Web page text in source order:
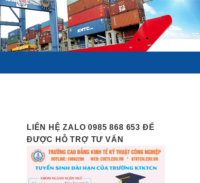
LIÊN HỆ ZALO 0985 868 653 ĐỂ
ĐƯỢC HỖ TRỢ TƯ VẤN